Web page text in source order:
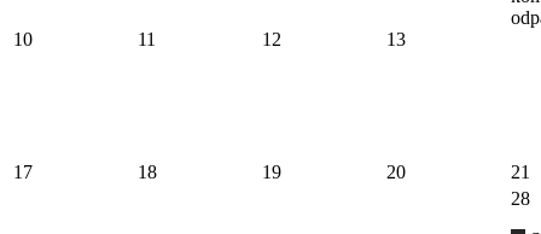
10 11 12 13
17 18 19 20 21
28